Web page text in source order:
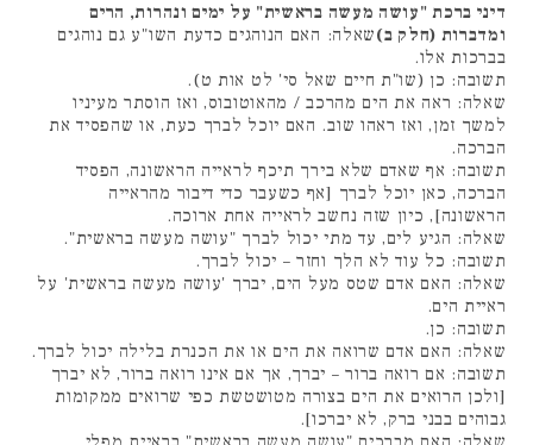
דיני ברכת "עושה מעשה בראשית" על ימים ונהרות, הרים
ומדברות (חלק ב)שאלה: האם הנוהגים כדעת השו"ע גם נוהגים
בברכות אלו.
תשובה: כן (שו"ת חיים שאל סי' לט אות ט).
שאלה: ראה את הים מהרכב / מהאוטובוס, ואז הוסתר מעיניו
למשך זמן, ואז ראהו שוב. האם יוכל לברך כעת, או שהפסיד את
הברכה.
תשובה: אף שאדם שלא בירך תיכף לראייה הראשונה, הפסיד
הברכה, כאן יוכל לברך [אף כשעבר כדי דיבור מהראייה
הראשונה], כיון שזה נחשב לראייה אחת ארוכה.
שאלה: הגיע לים, עד מתי יכול לברך "עושה מעשה בראשית".
תשובה: כל עוד לא הלך וחזר – יכול לברך.
שאלה: האם אדם שטס מעל הים, יברך 'עושה מעשה בראשית' על
ראיית הים.
תשובה: כן.
שאלה: האם אדם שרואה את הים או את הכנרת בלילה יכול לברך.
תשובה: אם רואה ברור – יברך, אך אם אינו רואה ברור, לא יברך
[ולכן הרואים את הים בצורה מטושטשת כפי שרואים ממקומות
גבוהים בבני ברק, לא יברכו].